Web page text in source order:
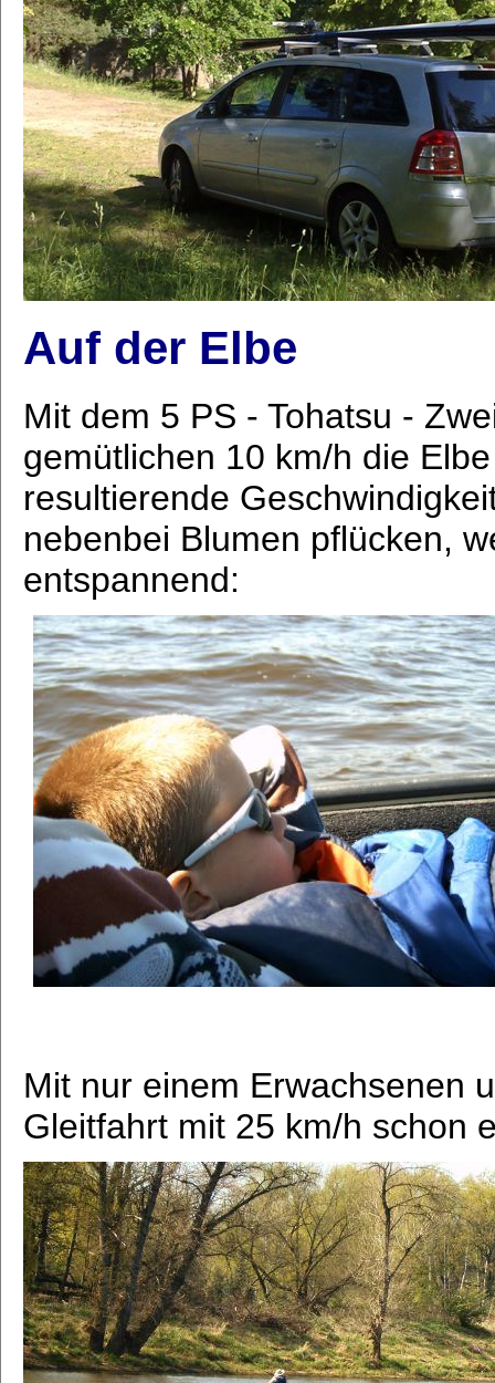
Auf der Elbe
Mit dem 5 PS - Tohatsu -
gemütlichen 10 km/h die
resultierende
nebenbei Blumen pflücken,
entspannend:
Mit nur einem Erwachsenen
Gleitfahrt mit 25 km/h schon